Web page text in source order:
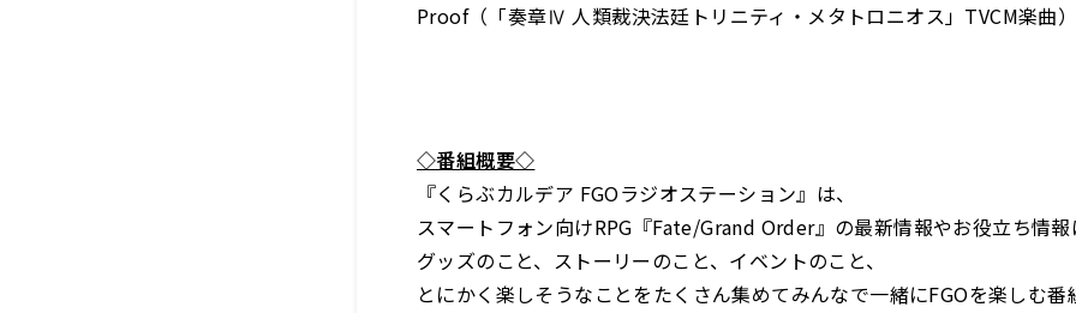
Proof（「奏章Ⅳ 人類裁決法廷トリニティ・メタトロニオス」TVCM楽曲）
◇番組概要◇
『くらぶカルデア FGOラジオステーション』は、
スマートフォン向けRPG『Fate/Grand Order』の最新情報やお役立ち情報
グッズのこと、ストーリーのこと、イベントのこと、
とにかく楽しそうなことをたくさん集めてみんなで一緒にFGOを楽しむ番